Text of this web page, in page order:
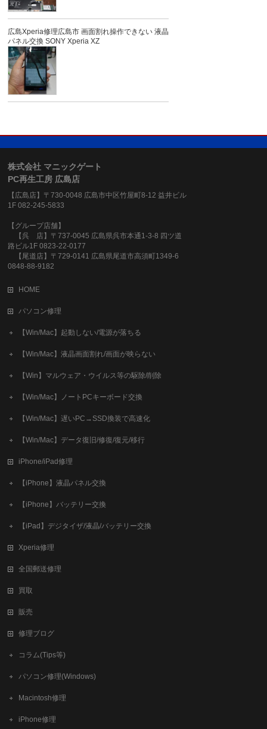
広島Xperia修理広島市 画面割れ操作できない 液晶
パネル交換 SONY Xperia XZ
株式会社 マニックゲート
PC再生工房 広島店
【広島店】〒730-0048 広島市中区竹屋町8-12 益井ビル
1F 082-245-5833
【グループ店舗】
【呉 店】〒737-0045 広島県呉市本通1-3-8 四ツ道
路ビル1F 0823-22-0177
【尾道店】〒729-0141 広島県尾道市高須町1349-6
0848-88-9182
HOME
パソコン修理
【Win/Mac】起動しない/電源が落ちる
【Win/Mac】液晶画面割れ/画面が映らない
【Win】マルウェア・ウイルス等の駆除/削除
【Win/Mac】ノートPCキーボード交換
【Win/Mac】遅いPC→SSD換装で高速化
【Win/Mac】データ復旧/修復/復元/移行
iPhone/iPad修理
【iPhone】液晶パネル交換
【iPhone】バッテリー交換
【iPad】デジタイザ/液晶/バッテリー交換
Xperia修理
全国郵送修理
買取
販売
修理ブログ
コラム(Tips等)
パソコン修理(Windows)
Macintosh修理
iPhone修理